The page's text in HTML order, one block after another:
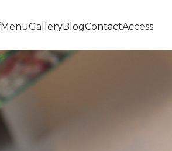
MenuGalleryBlogContactAccess